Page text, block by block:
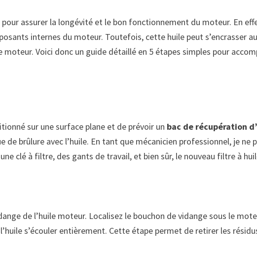
assurer la longévité et le bon fonctionnement du moteur. En
internes du moteur. Toutefois, cette huile peut s’encrasser
Voici donc un guide détaillé en 5 étapes simples pour
sur une surface plane et de prévoir un bac de récupération
brûlure avec l’huile. En tant que mécanicien professionnel, je ne
clé à filtre, des gants de travail, et bien sûr, le nouveau filtre à
de l’huile moteur. Localisez le bouchon de vidange sous le
s’écouler entièrement. Cette étape permet de retirer les